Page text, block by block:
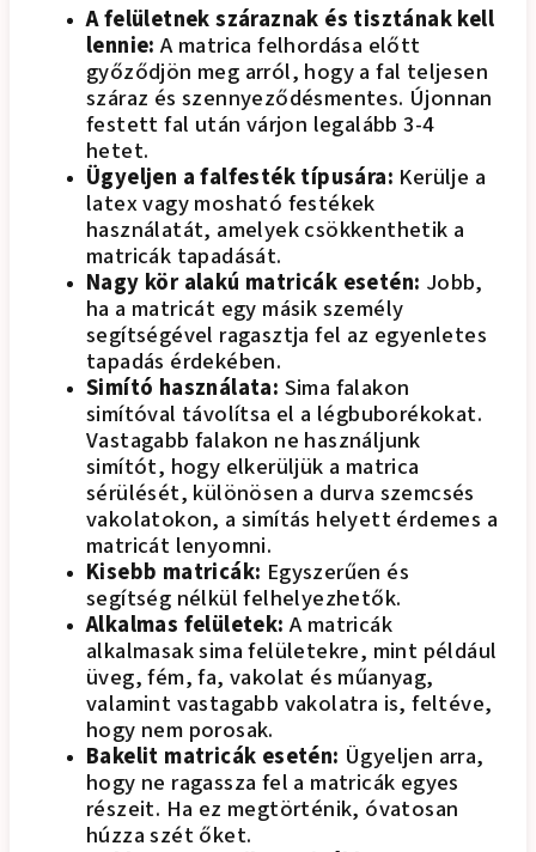
A felületnek száraznak és tisztának kell
lennie:A matrica felhordása előtt
győződjön meg arról, hogy a fal teljesen
száraz és szennyeződésmentes. Újonnan
festett fal után várjon legalább 3-4
hetet.
Ügyeljen a falfesték típusára: Kerülje a
latex vagy mosható festékek
használatát, amelyek csökkenthetik a
matricák tapadását.
Nagy kör alakú matricák esetén: Jobb,
ha a matricát egy másik személy
segítségével ragasztja fel az egyenletes
tapadás érdekében.
Simító használata: Sima falakon
simítóval távolítsa el a légbuborékokat.
Vastagabb falakon ne használjunk
simítót, hogy elkerüljük a matrica
sérülését, különösen a durva szemcsés
vakolatokon, a simítás helyett érdemes a
matricát lenyomni.
Kisebb matricák: Egyszerűen és
segítség nélkül felhelyezhetők.
Alkalmas felületek:A matricák
alkalmasak sima felületekre, mint például
üveg, fém, fa, vakolat és műanyag,
valamint vastagabb vakolatra is, feltéve,
hogy nem porosak.
Bakelit matricák esetén: Ügyeljen arra,
hogy ne ragassza fel a matricák egyes
részeit. Ha ez megtörténik, óvatosan
húzza szét őket.